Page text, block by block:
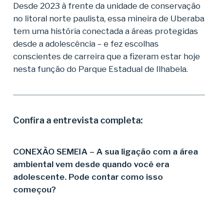
Desde 2023 à frente da unidade de conservação
no litoral norte paulista, essa mineira de Uberaba
tem uma história conectada a áreas protegidas
desde a adolescência – e fez escolhas
conscientes de carreira que a fizeram estar hoje
nesta função do Parque Estadual de Ilhabela.
Confira a entrevista completa:
CONEXÃO SEMEIA – A sua ligação com a área
ambiental vem desde quando você era
adolescente. Pode contar como isso
começou?